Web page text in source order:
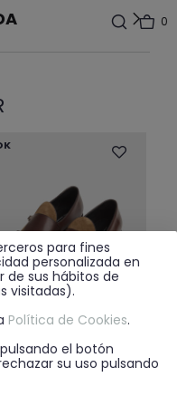
0
para fines
personalizada en
de sus hábitos de
visitadas).
Política de Cookies.
el botón
su uso pulsando